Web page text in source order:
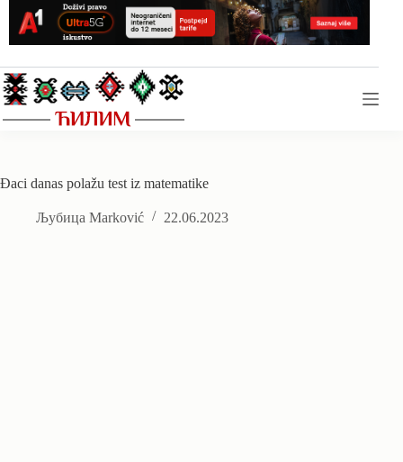
content
Đaci danas polažu test iz matematike
Љубица Marković 22.06.2023